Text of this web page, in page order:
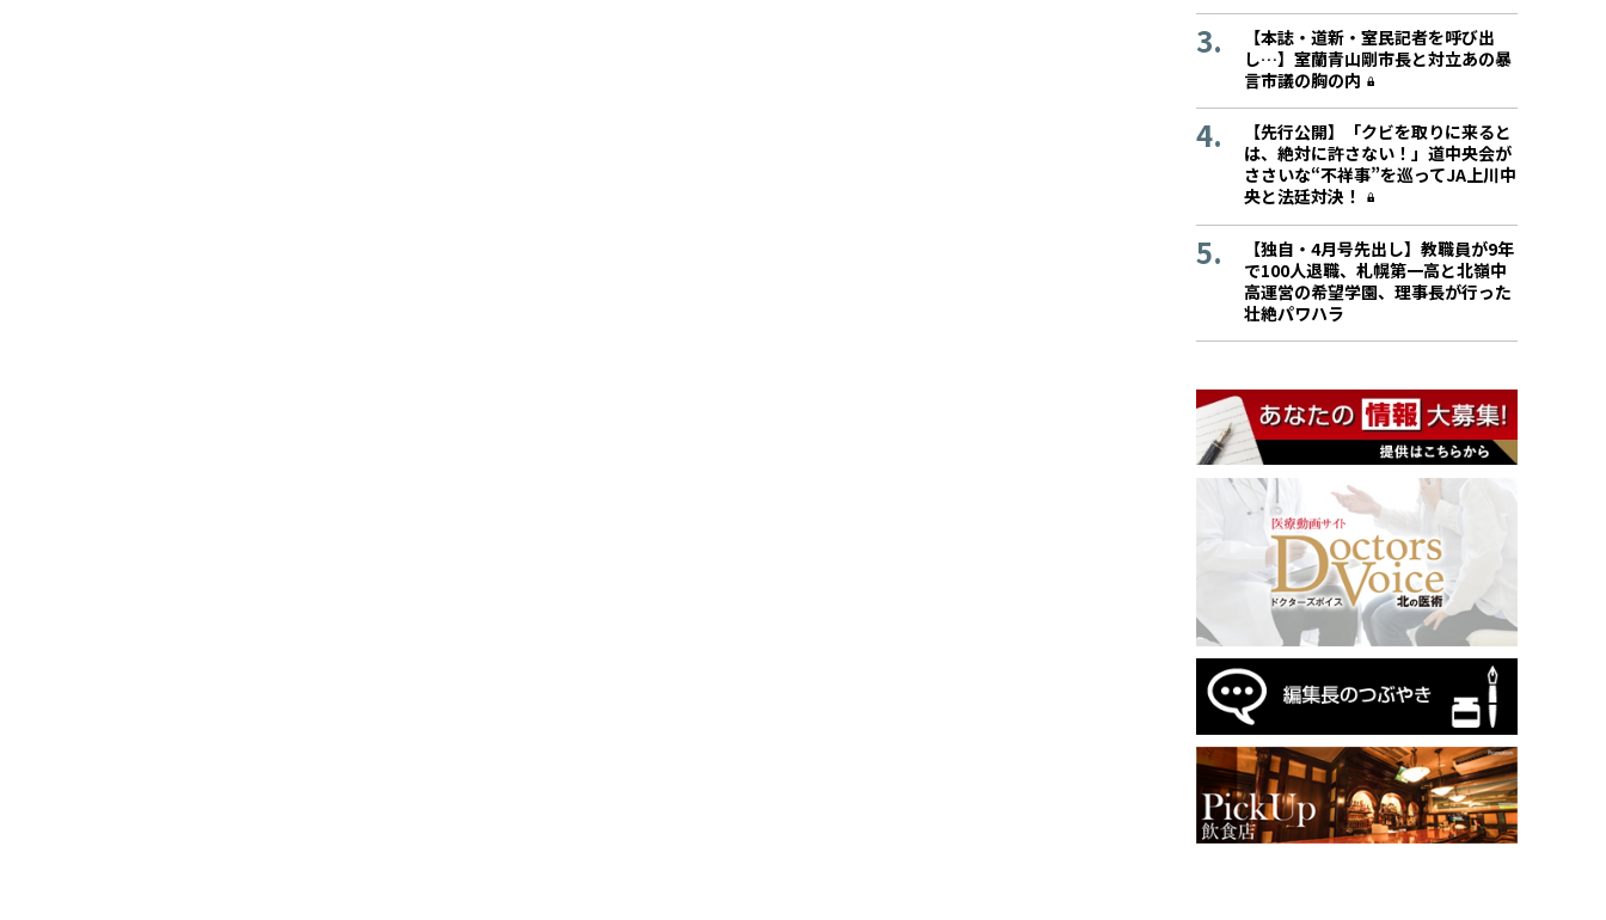
【本誌・道新・室民記者を呼び出
し…】室蘭青山剛市長と対立あの暴
言市議の胸の内
【先行公開】「クビを取りに来ると
は、絶対に許さない！」道中央会が
ささいな“不祥事”を巡ってJA上川中
央と法廷対決！
【独自・4月号先出し】教職員が9年
で100人退職、札幌第一高と北嶺中
高運営の希望学園、理事長が行った
壮絶パワハラ